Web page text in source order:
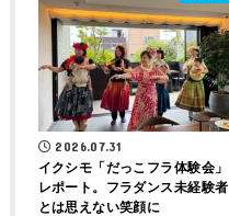
2026.07.31
イクシモ「だっこフラ体験会」
レポート。フラダンス未経験者
とは思えない笑顔に